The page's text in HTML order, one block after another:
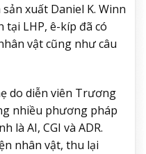
sản xuất Daniel K. Winn
LHP, ê-kíp đã có
vật cũng như câu
do diễn viên Trương
nhiều phương pháp
là AI, CGI và ADR.
nhân vật, thu lại